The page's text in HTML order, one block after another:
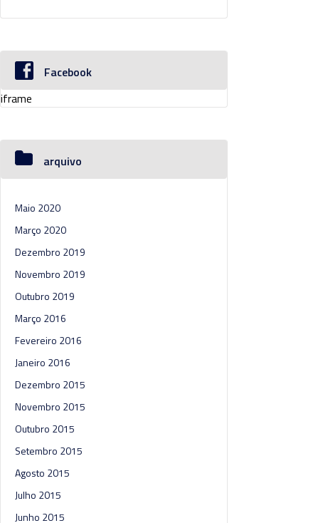
Facebook
iframe
arquivo
Maio 2020
Março 2020
Dezembro 2019
Novembro 2019
Outubro 2019
Março 2016
Fevereiro 2016
Janeiro 2016
Dezembro 2015
Novembro 2015
Outubro 2015
Setembro 2015
Agosto 2015
Julho 2015
Junho 2015